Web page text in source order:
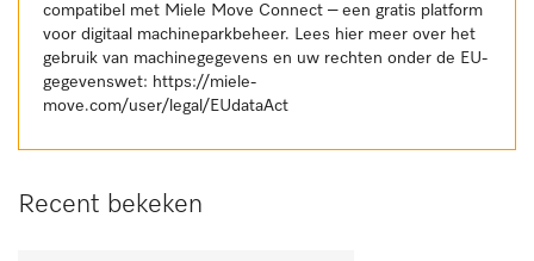
compatibel met Miele Move Connect – een gratis platform
voor digitaal machineparkbeheer. Lees hier meer over het
gebruik van machinegegevens en uw rechten onder de EU-
gegevenswet: https://miele-
move.com/user/legal/EUdataAct
Recent bekeken